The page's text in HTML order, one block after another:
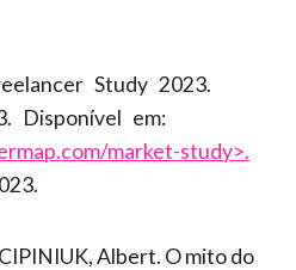
Study 2023.
Disponível em:
market-study>.
Albert. O mito do